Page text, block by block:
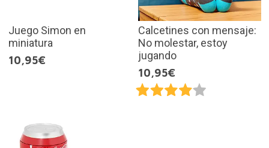
Juego Simon en
miniatura
10,95€
Calcetines con mensaje:
No molestar, estoy
jugando
10,95€